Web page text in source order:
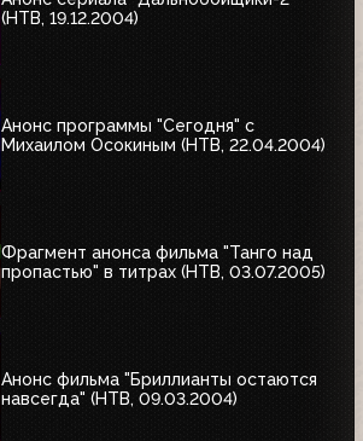
(НТВ, 19.12.2004)
Анонс программы "Сегодня" с
Михаилом Осокиным (НТВ, 22.04.2004)
Фрагмент анонса фильма "Танго над
пропастью" в титрах (НТВ, 03.07.2005)
Анонс фильма "Бриллианты остаются
навсегда" (НТВ, 09.03.2004)